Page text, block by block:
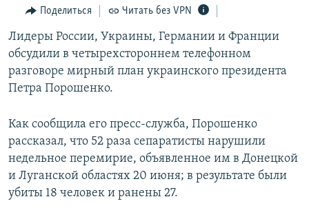
Вернутся
поиску
ИНТЕРАКТИВ
ИНФОГРАФИКА
ТЕЛЕПРОЕКТ КРЫМ.РЕАЛИИ
СОВЕТЫ ПРАВОЗАЩИТНИКОВ
ПОБЕДИТЕЛЕЙ НЕ СУДЯТ?
КРЫМ.НЕПОКОРЕННЫЙ
ELIFBE
РАДІО СВОБОДА
КАК ОБОЙТИ БЛОКИРОВКУ
Українською
Qırımtatar
ПРИСОЕДИНЯЙТЕСЬ!
Поделиться Читать без VPN
Лидеры России, Украины, Германии и Франции
обсудили в четырехстороннем телефонном
разговоре мирный план украинского президента
Петра Порошенко.
Как сообщила его пресс-служба, Порошенко
рассказал, что 52 раза сепаратисты нарушили
недельное перемирие, объявленное им в Донецкой
и Луганской областях 20 июня; в результате были
убиты 18 человек и ранены 27.